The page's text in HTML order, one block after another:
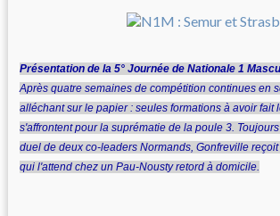
Présentation de la 5° Journée de Nationale 1
Après quatre semaines de compétition continues en
alléchant sur le papier : seules formations à avoir
s'affrontent pour la suprématie de la poule 3.
duel de deux co-leaders Normands, Gonfreville
qui l'attend chez un Pau-Nousty retord à domicile.